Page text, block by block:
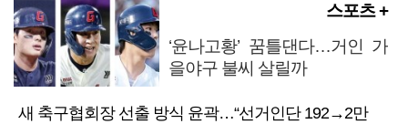
스포츠 +
‘윤나고황’ 꿈틀댄다…거인 가
을야구 불씨 살릴까
새 축구협회장 선출 방식 윤곽…“선거인단 192→2만